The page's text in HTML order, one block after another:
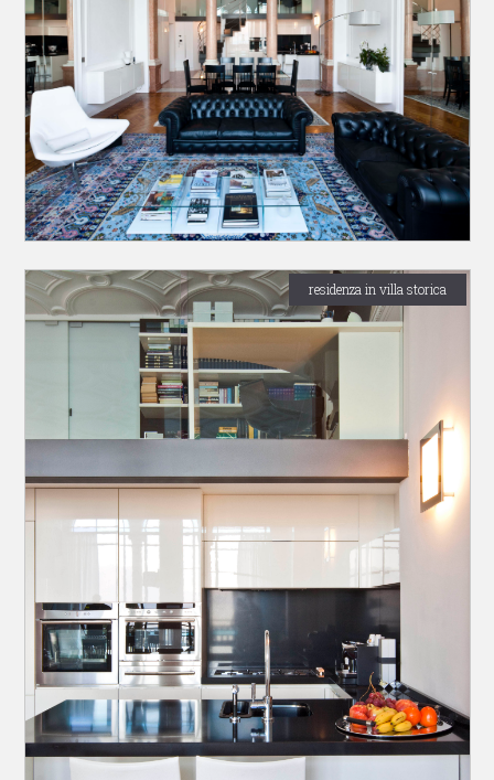
residenza in villa storica